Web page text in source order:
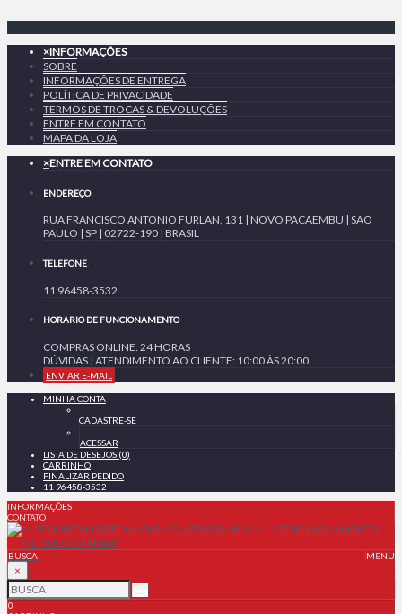
×INFORMAÇÕES
SOBRE
INFORMAÇÕES DE ENTREGA
POLÍTICA DE PRIVACIDADE
TERMOS DE TROCAS & DEVOLUÇÕES
ENTRE EM CONTATO
MAPA DA LOJA
×ENTRE EM CONTATO
ENDEREÇO
RUA FRANCISCO ANTONIO FURLAN, 131 | NOVO PACAEMBU | SÃO
PAULO | SP | 02722-190 | BRASIL
TELEFONE
11 96458-3532
HORARIO DE FUNCIONAMENTO
COMPRAS ONLINE: 24 HORAS
DÚVIDAS | ATENDIMENTO AO CLIENTE: 10:00 ÀS 20:00
ENVIAR E-MAIL
MINHA CONTA
CADASTRE-SE
ACESSAR
LISTA DE DESEJOS (0)
CARRINHO
FINALIZAR PEDIDO
11 96458-3532
INFORMAÇÕES
CONTATO
MENU
BUSCA
×
0